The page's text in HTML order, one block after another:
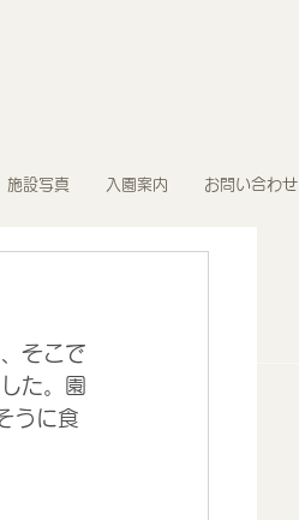
施設写真 入園案内 お問い合わせ
そこで
た。園
うに食